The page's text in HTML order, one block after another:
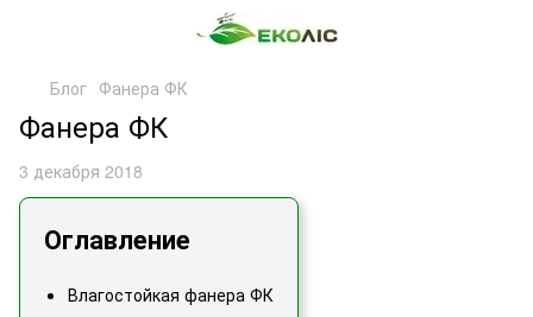
Блог Фанера ФК
Фанера ФК
3 декабря 2018
Оглавление
Влагостойкая фанера ФК